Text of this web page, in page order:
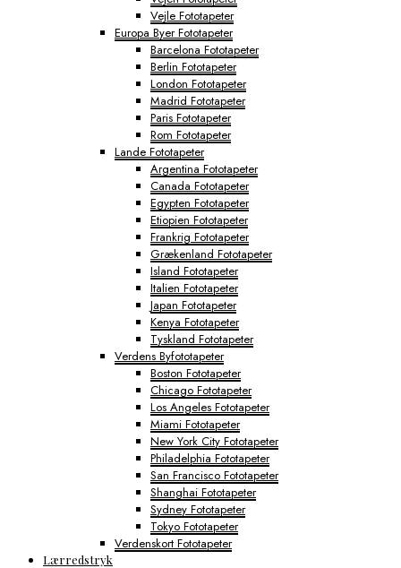
Vejle Fototapeter
Europa Byer Fototapeter
Barcelona Fototapeter
Berlin Fototapeter
London Fototapeter
Madrid Fototapeter
Paris Fototapeter
Rom Fototapeter
Lande Fototapeter
Argentina Fototapeter
Canada Fototapeter
Egypten Fototapeter
Etiopien Fototapeter
Frankrig Fototapeter
Grækenland Fototapeter
Island Fototapeter
Italien Fototapeter
Japan Fototapeter
Kenya Fototapeter
Tyskland Fototapeter
Verdens Byfototapeter
Boston Fototapeter
Chicago Fototapeter
Los Angeles Fototapeter
Miami Fototapeter
New York City Fototapeter
Philadelphia Fototapeter
San Francisco Fototapeter
Shanghai Fototapeter
Sydney Fototapeter
Tokyo Fototapeter
Verdenskort Fototapeter
Lærredstryk